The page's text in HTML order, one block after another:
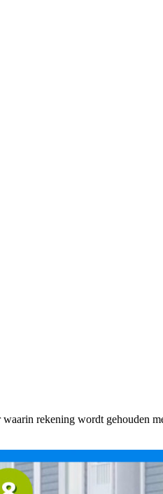
rekening wordt gehouden